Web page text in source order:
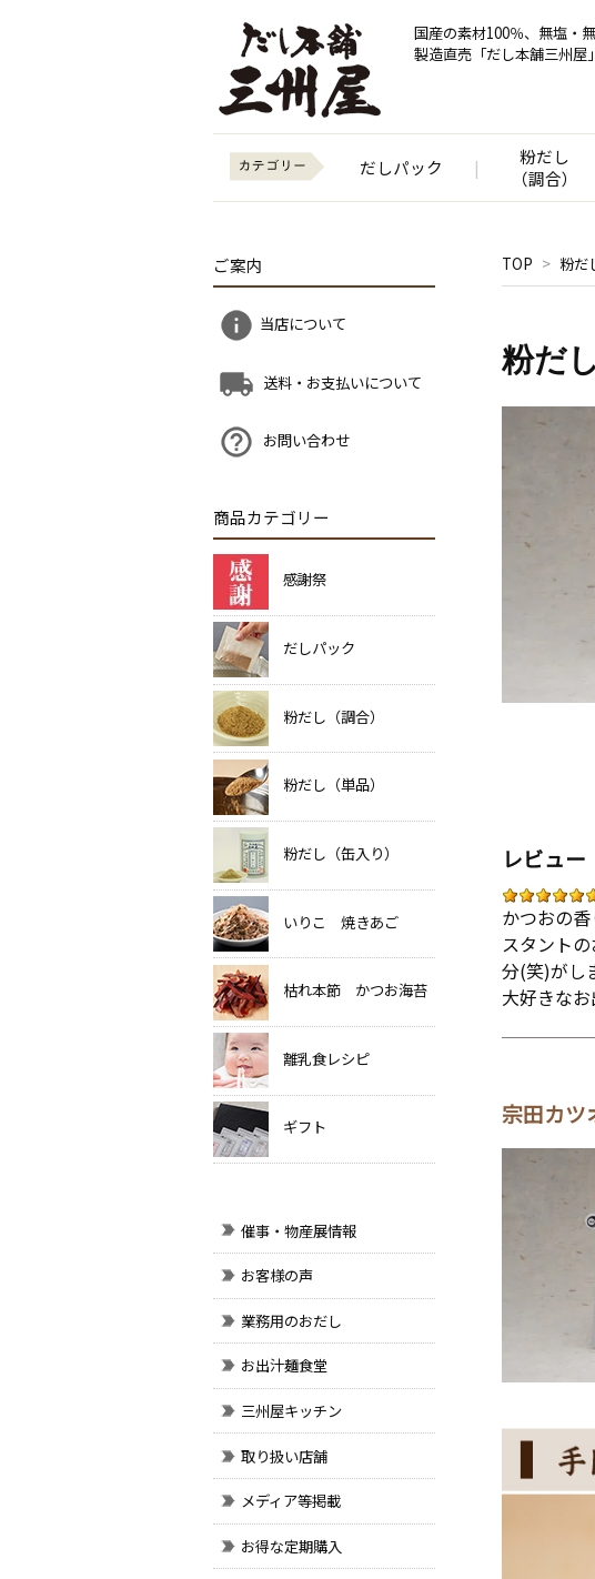
国産の素材100％、無塩・
製造直売「だし本舗三州屋
だしパック |
粉だし
（調合）
TOP > 粉だ
粉だ
レビュー
かつおの
スタント
分(笑)がし
大好きな
宗田カツ
ご案内
当店について
送料・お支払いについて
お問い合わせ
商品カテゴリー
感謝祭
だしパック
粉だし（調合）
粉だし（単品）
粉だし（缶入り）
いりこ 焼きあご
枯れ本節 かつお海苔
離乳食レシピ
ギフト
催事・物産展情報
お客様の声
業務用のおだし
お出汁麺食堂
三州屋キッチン
取り扱い店舗
メディア等掲載
お得な定期購入